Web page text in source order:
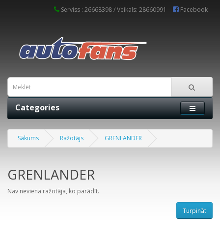
Serviss : 26668398 / Veikals: 28660991 Facebook
Categories
Sākums Ražotājs GRENLANDER
GRENLANDER
Nav neviena ražotāja, ko parādīt.
Turpināt